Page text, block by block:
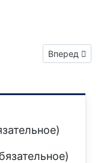
выпуск №583
Следующий:
Вперед